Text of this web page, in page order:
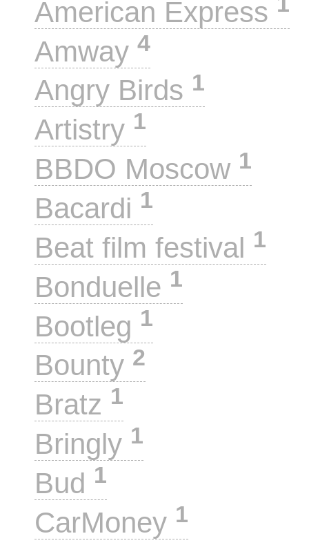
American Express
Amway 4
Angry Birds 1
Artistry 1
BBDO Moscow 1
Bacardi 1
Beat film festival 1
Bonduelle 1
Bootleg 1
Bounty 2
Bratz 1
Bringly 1
Bud 1
CarMoney 1